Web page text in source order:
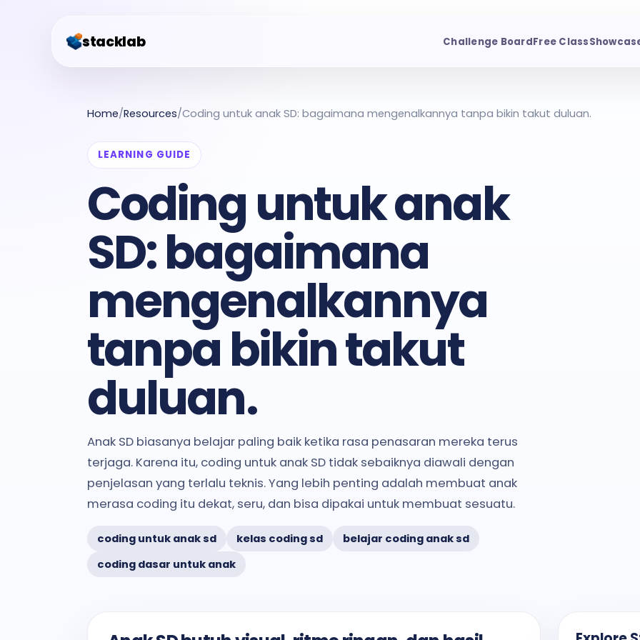
stacklab Challenge BoardFree Class
Home/Resources/Coding untuk anak SD: bagaimana mengenalkannya tanpa bikin takut duluan.
LEARNING GUIDE
Coding untuk anak
SD: bagaimana
mengenalkannya
tanpa bikin takut
duluan.
Anak SD biasanya belajar paling baik ketika rasa penasaran mereka terus
terjaga. Karena itu, coding untuk anak SD tidak sebaiknya diawali dengan
penjelasan yang terlalu teknis. Yang lebih penting adalah membuat anak
merasa coding itu dekat, seru, dan bisa dipakai untuk membuat sesuatu.
coding untuk anak sd kelas coding sd
belajar coding anak sd
coding dasar untuk anak